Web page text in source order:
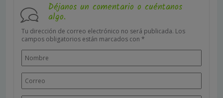
Déjanos un comentario o cuéntanos
algo.
Tu dirección de correo electrónico no será publicada. Los
campos obligatorios están marcados con *